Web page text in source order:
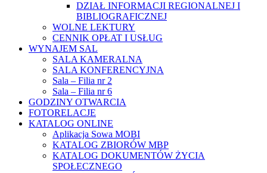
DZIAŁ INFORMACJI REGIONALNEJ I
BIBLIOGRAFICZNEJ
WOLNE LEKTURY
CENNIK OPŁAT I USŁUG
WYNAJEM SAL
SALA KAMERALNA
SALA KONFERENCYJNA
Sala – Filia nr 2
Sala – Filia nr 6
GODZINY OTWARCIA
FOTORELACJE
KATALOG ONLINE
Aplikacja Sowa MOBI
KATALOG ZBIORÓW MBP
KATALOG DOKUMENTÓW ŻYCIA
SPOŁECZNEGO